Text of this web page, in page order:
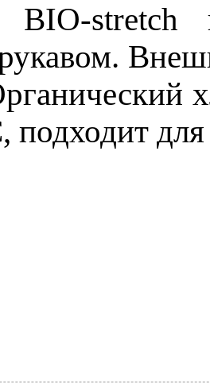
BIO-stretch
подходит